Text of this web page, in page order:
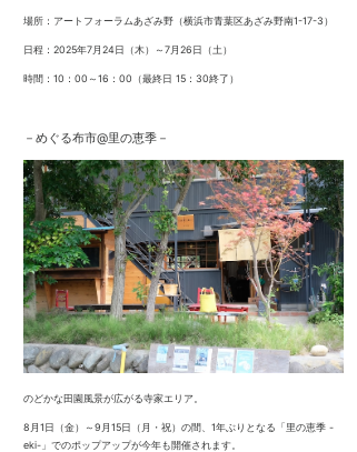
場所：アートフォーラムあざみ野（横浜市青葉区あざみ野南1-17-3）
日程：2025年7月24日（木）～7月26日（土）
時間：10：00～16：00（最終日 15：30終了）
－ めぐる布市@里の恵季 －
のどかな田園風景が広がる寺家エリア。
8月1日（金）～9月15日（月・祝）の間、1年ぶりとなる「里の恵季 -
eki-」でのポップアップが今年も開催されます。